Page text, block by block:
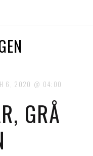
6, 2020 04:00
GRÅ